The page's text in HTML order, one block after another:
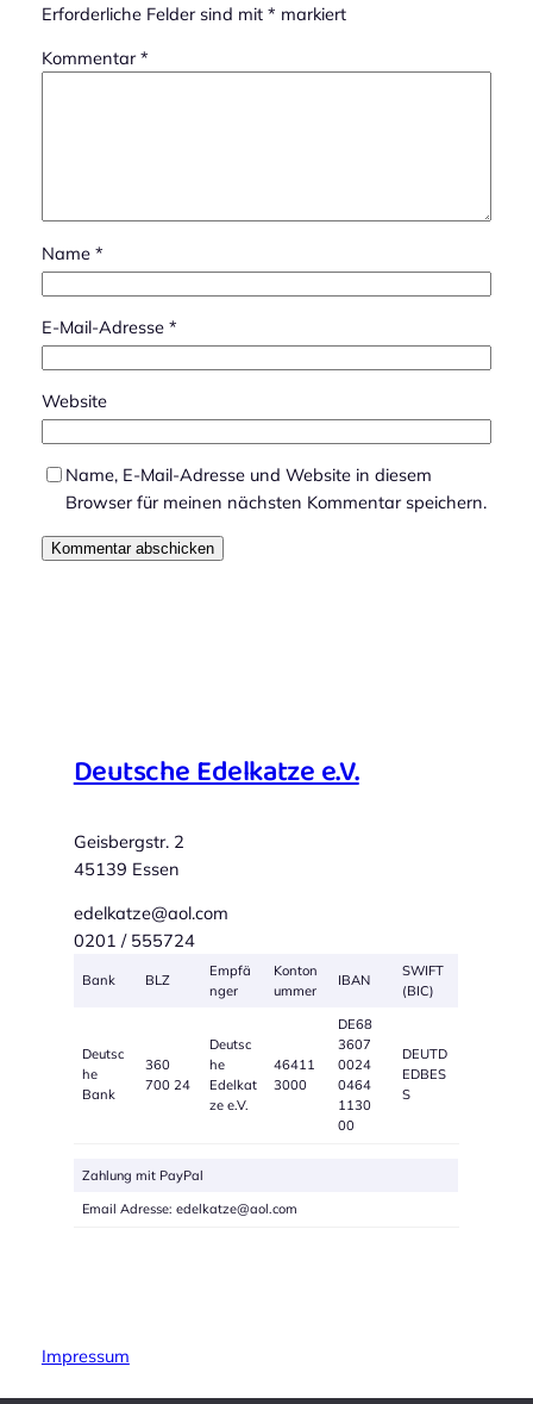
Erforderliche Felder sind mit * markiert
Kommentar*
Name *
E-Mail-Adresse *
Website
Name, E-Mail-Adresse und Website in diesem
Browser für meinen nächsten Kommentar speichern.
Deutsche Edelkatze e.V.
Geisbergstr. 2
45139 Essen
edelkatze@aol.com
0201 / 555724
Bank BLZ
Empfä
nger
Konton
ummer
IBAN
SWIFT
(BIC)
Deutsc
he
Bank
360
700 24
Deutsc
he
Edelkat
ze e.V.
46411
3000
DE68
3607
0024
0464
1130
00
DEUTD
EDBES
S
Zahlung mit PayPal
Email Adresse: edelkatze@aol.com
Impressum